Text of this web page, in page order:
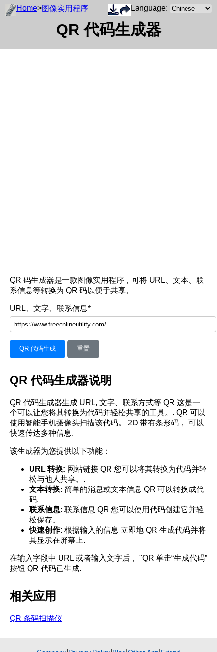
Home>图像实用程序
QR 代码生成器
Language:
QR 码生成器是一款图像实用程序，可将 URL、文本、联
系信息等转换为 QR 码以便于共享。
URL、文字、联系信息*
重置
QR 代码生成器说明
QR 代码生成器生成 URL, 文字、联系方式等 QR 这是一
个可以让您将其转换为代码并轻松共享的工具。. QR 可以
使用智能手机摄像头扫描该代码。 2D 带有条形码， 可以
快速传达多种信息.
该生成器为您提供以下功能：
URL 转换: 网站链接 QR 您可以将其转换为代码并轻
松与他人共享。.
文本转换: 简单的消息或文本信息 QR 可以转换成代
码.
联系信息: 联系信息 QR 您可以使用代码创建它并轻
松保存。.
快速创作: 根据输入的信息 立即地 QR 生成代码并将
其显示在屏幕上.
在输入字段中 URL 或者输入文字后， "QR 单击“生成代码”
按钮 QR 代码已生成.
相关应用
QR 条码扫描仪